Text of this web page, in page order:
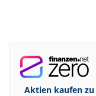
Aktien kaufen zu